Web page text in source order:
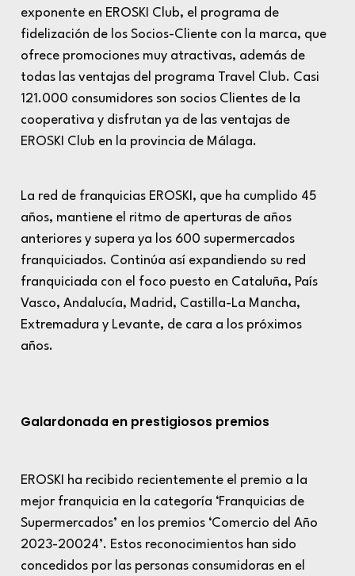
exponente en EROSKI Club, el programa de
fidelización de los Socios-Cliente con la marca, que
ofrece promociones muy atractivas, además de
todas las ventajas del programa Travel Club. Casi
121.000 consumidores son socios Clientes de la
cooperativa y disfrutan ya de las ventajas de
EROSKI Club en la provincia de Málaga.
La red de franquicias EROSKI, que ha cumplido 45
años, mantiene el ritmo de aperturas de años
anteriores y supera ya los 600 supermercados
franquiciados. Continúa así expandiendo su red
franquiciada con el foco puesto en Cataluña, País
Vasco, Andalucía, Madrid, Castilla-La Mancha,
Extremadura y Levante, de cara a los próximos
años.
Galardonada en prestigiosos premios
EROSKI ha recibido recientemente el premio a la
mejor franquicia en la categoría ‘Franquicias de
Supermercados’ en los premios ‘Comercio del Año
2023-20024’. Estos reconocimientos han sido
concedidos por las personas consumidoras en el